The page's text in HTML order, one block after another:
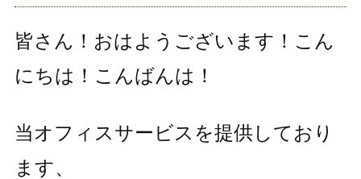
皆さん！おはようございます！こん
にちは！こんばんは！
当オフィスサービスを提供しており
ます、